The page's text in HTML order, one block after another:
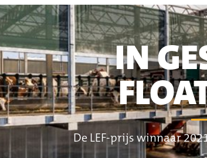
IN
De LEF-prijs winnaar